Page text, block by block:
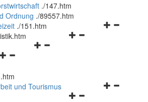
./147.htm
Ordnung ./89557.htm
Navigationsmenü
./151.htm
Navigationsmenü
Navigationsmenü
Navigationsmenü
und Tourismus